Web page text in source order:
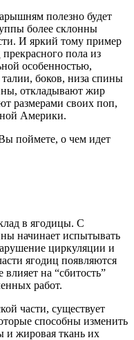
полезно будет
более склонны
И яркий тому пример
пола из
особенностью,
боков, низа спины
откладывают жир
размерами своих поп,
Америки.
поймете, о чем идет
в ягодицы. С
начинает испытывать
циркуляции и
ягодиц появляются
на “сбитость”
работ.
части, существует
способны изменить
жировая ткань их